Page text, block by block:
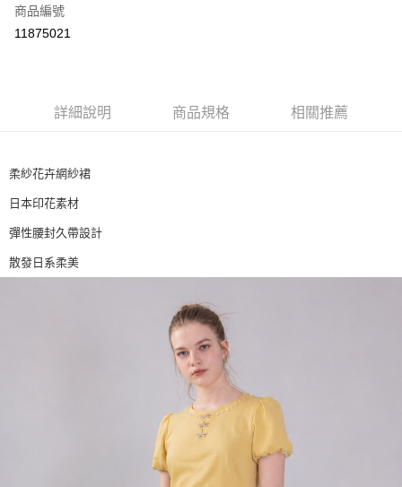
LINE Pay
每筆NT$80，滿NT$2,500(含以上)免運費
宅配
每筆NT$80，滿NT$2,500(含以上)免運費
商品編號
11875021
詳細說明 商品規格 相關推薦
柔紗花卉網紗裙
日本印花素材
彈性腰封久帶設計
散發日系柔美